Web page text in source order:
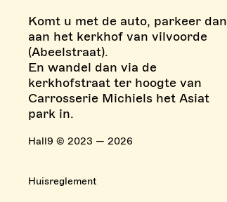
Komt u met de auto, parkeer dan
aan het kerkhof van vilvoorde
(Abeelstraat).
En wandel dan via de
kerkhofstraat ter hoogte van
Carrosserie Michiels het Asiat
park in.
Hall9 © 2023 — 2026
Huisreglement